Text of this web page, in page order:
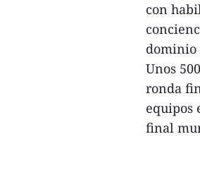
con
dominio
Unos
ronda
equipos
final